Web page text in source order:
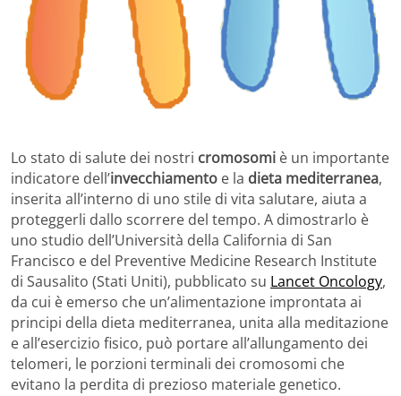
Lo stato di salute dei nostri cromosomi è un importante
indicatore dell’invecchiamento e la dieta mediterranea,
inserita all’interno di uno stile di vita salutare, aiuta a
proteggerli dallo scorrere del tempo. A dimostrarlo è
uno studio dell’Università della California di San
Francisco e del Preventive Medicine Research Institute
di Sausalito (Stati Uniti), pubblicato su Lancet Oncology,
da cui è emerso che un’alimentazione improntata ai
principi della dieta mediterranea, unita alla meditazione
e all’esercizio fisico, può portare all’allungamento dei
telomeri, le porzioni terminali dei cromosomi che
evitano la perdita di prezioso materiale genetico.